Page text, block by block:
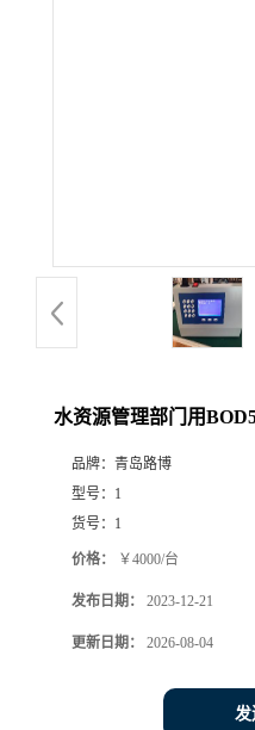
品
厅
水资源管理部门用
品牌： 青岛路博
型号： 1
货号： 1
价格： ￥4000/台
发布日期： 2023-12-21
更新日期： 2026-08-04